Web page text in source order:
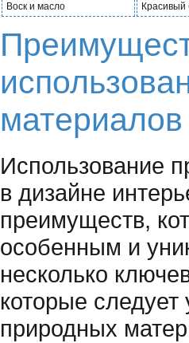
Воск и масло
Красивый
материалов
Использование
в дизайне
преимуществ,
особенным и
несколько
которые
природных